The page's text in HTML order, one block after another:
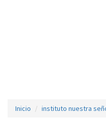
Inicio instituto nuestra